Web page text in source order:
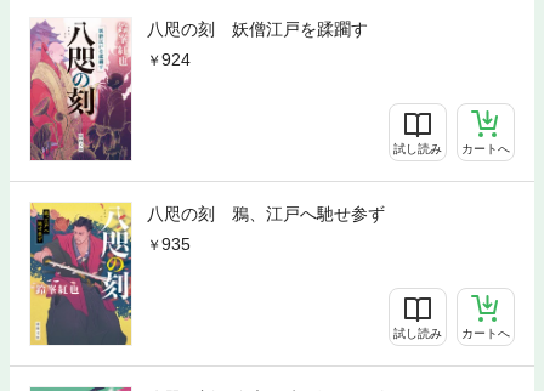
八咫の刻 妖僧江戸を蹂躙す
924
試し読み カートへ
八咫の刻 鴉、江戸へ馳せ参ず
935
試し読み カートへ